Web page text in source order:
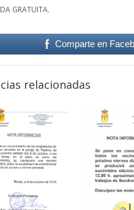
GRATUITA.
Comparte en
relacionadas